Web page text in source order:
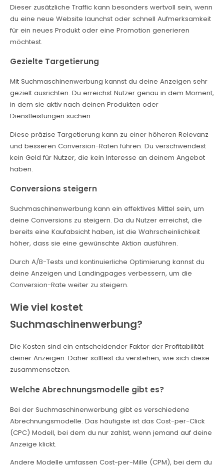
Dieser zusätzliche Traffic kann besonders wertvoll sein, wenn
du eine neue Website launchst oder schnell Aufmerksamkeit
für ein neues Produkt oder eine Promotion generieren
möchtest.
Gezielte Targetierung
Mit Suchmaschinenwerbung kannst du deine Anzeigen sehr
gezielt ausrichten. Du erreichst Nutzer genau in dem Moment,
in dem sie aktiv nach deinen Produkten oder
Dienstleistungen suchen.
Diese präzise Targetierung kann zu einer höheren Relevanz
und besseren Conversion-Raten führen. Du verschwendest
kein Geld für Nutzer, die kein Interesse an deinem Angebot
haben.
Conversions steigern
Suchmaschinenwerbung kann ein effektives Mittel sein, um
deine Conversions zu steigern. Da du Nutzer erreichst, die
bereits eine Kaufabsicht haben, ist die Wahrscheinlichkeit
höher, dass sie eine gewünschte Aktion ausführen.
Durch A/B-Tests und kontinuierliche Optimierung kannst du
deine Anzeigen und Landingpages verbessern, um die
Conversion-Rate weiter zu steigern.
Wie viel kostet
Suchmaschinenwerbung?
Die Kosten sind ein entscheidender Faktor der Profitabilität
deiner Anzeigen. Daher solltest du verstehen, wie sich diese
zusammensetzen.
Welche Abrechnungsmodelle gibt es?
Bei der Suchmaschinenwerbung gibt es verschiedene
Abrechnungsmodelle. Das häufigste ist das Cost-per-Click
(CPC) Modell, bei dem du nur zahlst, wenn jemand auf deine
Anzeige klickt.
Andere Modelle umfassen Cost-per-Mille (CPM), bei dem du